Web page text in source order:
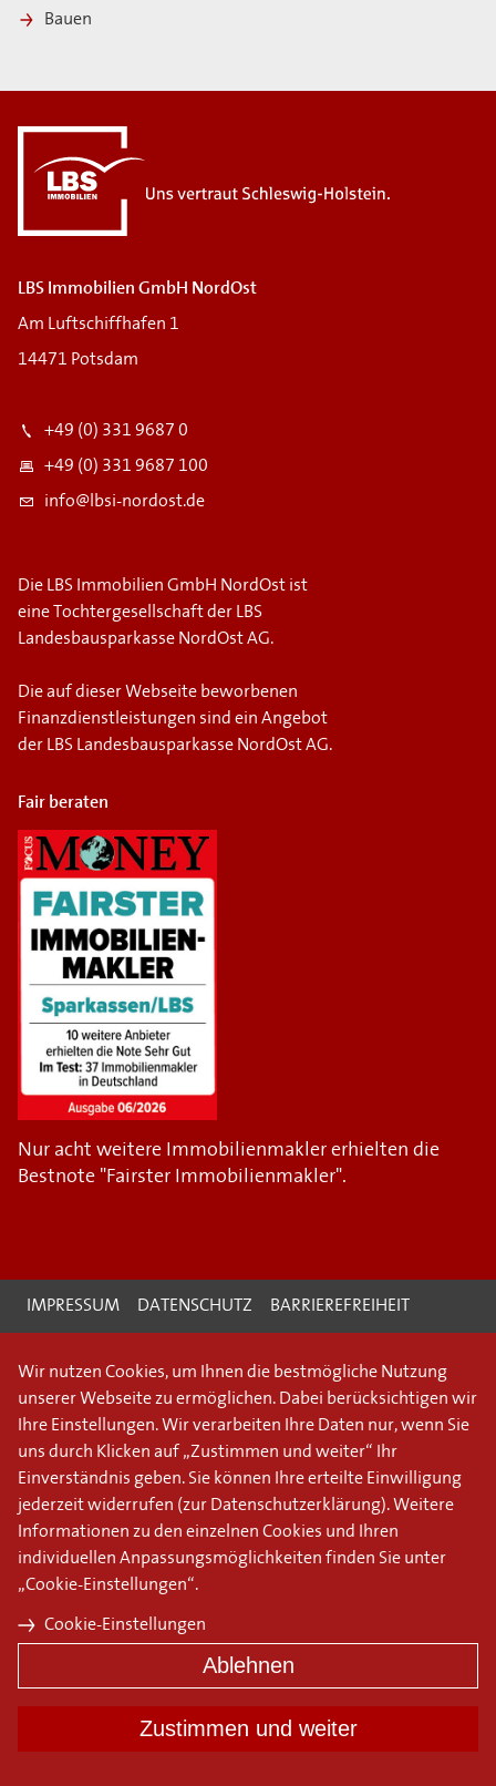
Bauen
LBS Immobilien GmbH NordOst
Am Luftschiffhafen 1
14471 Potsdam
+49 (0) 331 9687 0
+49 (0) 331 9687 100
info@lbsi-nordost.de
Die LBS Immobilien GmbH NordOst ist
eine Tochtergesellschaft der LBS
Landesbausparkasse NordOst AG.
Die auf dieser Webseite beworbenen
Finanzdienstleistungen sind ein Angebot
der LBS Landesbausparkasse NordOst AG.
Fair beraten
Nur acht weitere Immobilienmakler erhielten die
Bestnote "Fairster Immobilienmakler".
IMPRESSUM DATENSCHUTZ BARRIEREFREIHEIT
Wir nutzen Cookies, um Ihnen die bestmögliche Nutzung
unserer Webseite zu ermöglichen. Dabei berücksichtigen wir
Ihre Einstellungen. Wir verarbeiten Ihre Daten nur, wenn Sie
uns durch Klicken auf „Zustimmen und weiter“ Ihr
Einverständnis geben. Sie können Ihre erteilte Einwilligung
jederzeit widerrufen (zur Datenschutzerklärung). Weitere
Informationen zu den einzelnen Cookies und Ihren
individuellen Anpassungsmöglichkeiten finden Sie unter
„Cookie-Einstellungen“.
Cookie-Einstellungen
Ablehnen
Zustimmen und weiter